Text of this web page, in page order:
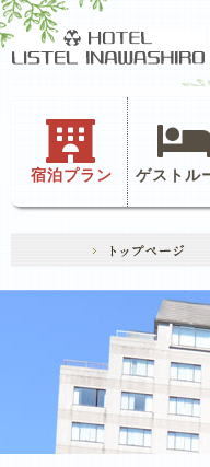
宿泊プラン ゲストル